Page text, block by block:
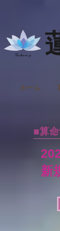
ホーム
■算
新